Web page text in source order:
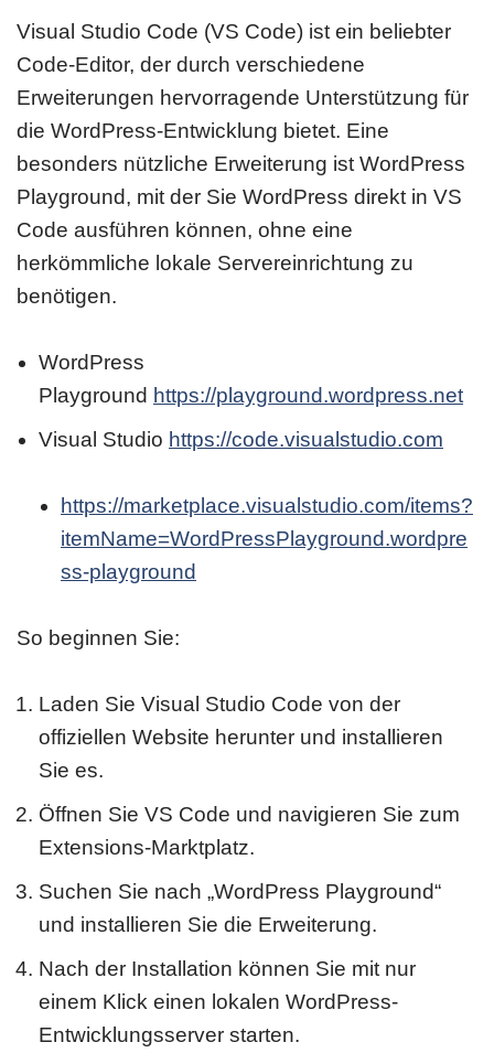
Visual Studio Code (VS Code) ist ein beliebter
Code-Editor, der durch verschiedene
Erweiterungen hervorragende Unterstützung für
die WordPress-Entwicklung bietet. Eine
besonders nützliche Erweiterung ist WordPress
Playground, mit der Sie WordPress direkt in VS
Code ausführen können, ohne eine
herkömmliche lokale Servereinrichtung zu
benötigen.
WordPress
Playground https://playground.wordpress.net
Visual Studio https://code.visualstudio.com
https://marketplace.visualstudio.com/items?
itemName=WordPressPlayground.wordpre
ss-playground
So beginnen Sie:
Laden Sie Visual Studio Code von der
offiziellen Website herunter und installieren
Sie es.
Öffnen Sie VS Code und navigieren Sie zum
Extensions-Marktplatz.
Suchen Sie nach „WordPress Playground“
und installieren Sie die Erweiterung.
Nach der Installation können Sie mit nur
einem Klick einen lokalen WordPress-
Entwicklungsserver starten.